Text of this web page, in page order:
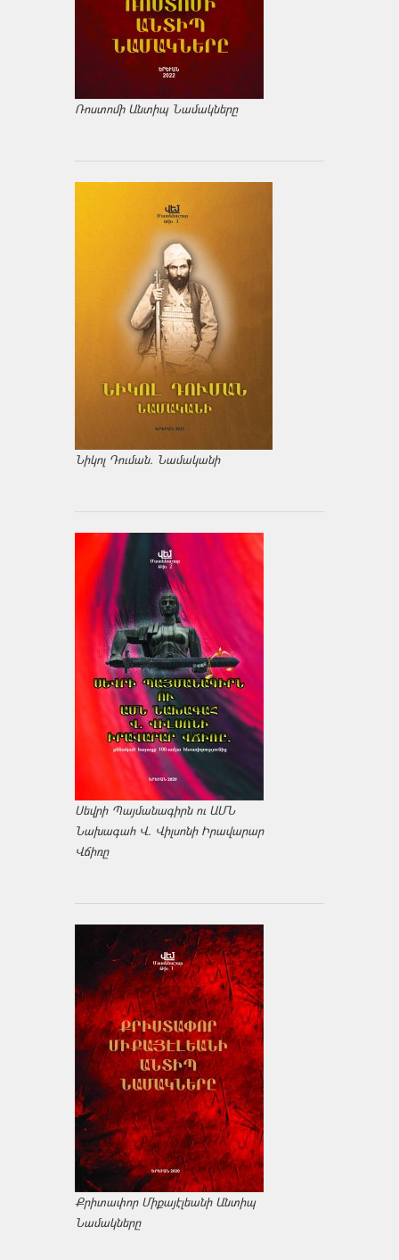
Ռոստոմի Անտիպ Նամակները
Նիկոլ Դուման. Նամականի
Սեվրի Պայմանագիրն ու ԱՄՆ
Նախագահ Վ. Վիլսոնի Իրավարար
Վճիռը
Քրիտափոր Միքայէլեանի Անտիպ
Նամակները